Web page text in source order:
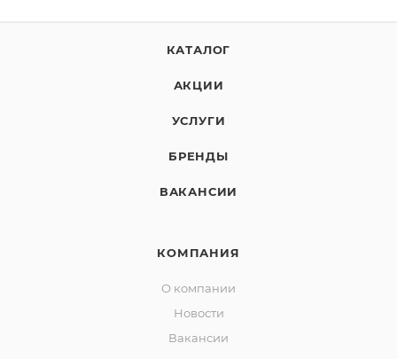
КАТАЛОГ
АКЦИИ
УСЛУГИ
БРЕНДЫ
ВАКАНСИИ
КОМПАНИЯ
О компании
Новости
Вакансии